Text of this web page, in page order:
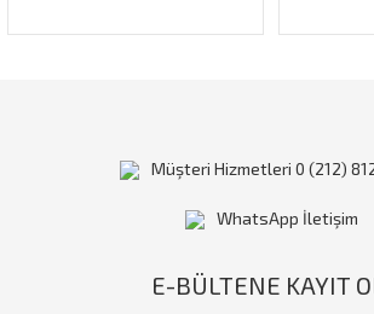
Müşteri Hizmetleri 0 (212)
WhatsApp İletişim
E-BÜLTENE KAYIT